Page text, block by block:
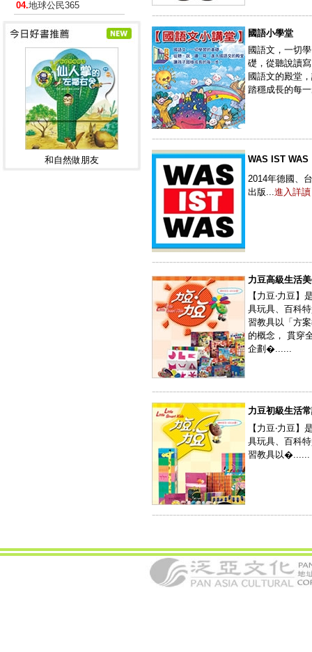
04.地球公民365
和自然做朋友
----------------------------------------------
國語小學堂
國語文，一切
礎，從聽說讀
國語文的殿堂
踏穩成長的每
----------------------------------------------
WAS IST WAS
2014年德國、
出版...進入詳讀
----------------------------------------------
力豆高級生活
【力豆‧力豆】
具玩具、百科
習教具以「方
的概念， 貫穿
企劃�......
----------------------------------------------
力豆初級生活
【力豆‧力豆】
具玩具、百科
習教具以�......
----------------------------------------------